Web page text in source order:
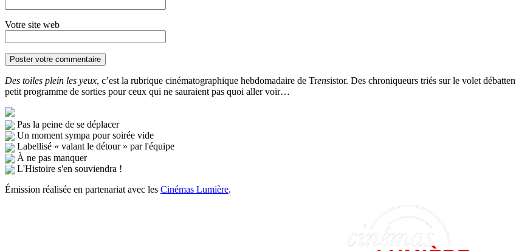
Votre site web
Des toiles plein les yeux, c’est la rubrique cinématographique hebdomadaire de Trensistor. Des chroniqueurs triés sur le volet
petit programme de sorties pour ceux qui ne sauraient pas quoi aller voir…
Pas la peine de se déplacer
Un moment sympa pour soirée vide
Labellisé « valant le détour » par l'équipe
À ne pas manquer
L'Histoire s'en souviendra !
Émission réalisée en partenariat avec les Cinémas Lumière.